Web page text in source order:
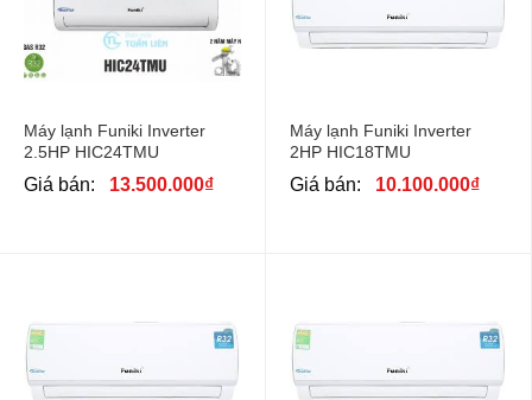
Máy lạnh Funiki Inverter
2.5HP HIC24TMU
Giá bán: 13.500.000₫
Máy lạnh Funiki Inverter
2HP HIC18TMU
Giá bán: 10.100.000₫